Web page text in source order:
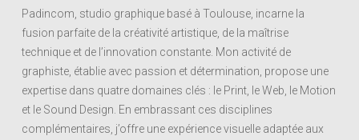
Padincom, studio graphique basé à Toulouse, incarne la
fusion parfaite de la créativité artistique, de la maîtrise
technique et de l’innovation constante. Mon activité de
graphiste, établie avec passion et détermination, propose une
expertise dans quatre domaines clés : le Print, le Web, le Motion
et le Sound Design. En embrassant ces disciplines
complémentaires, j’offre une expérience visuelle adaptée aux